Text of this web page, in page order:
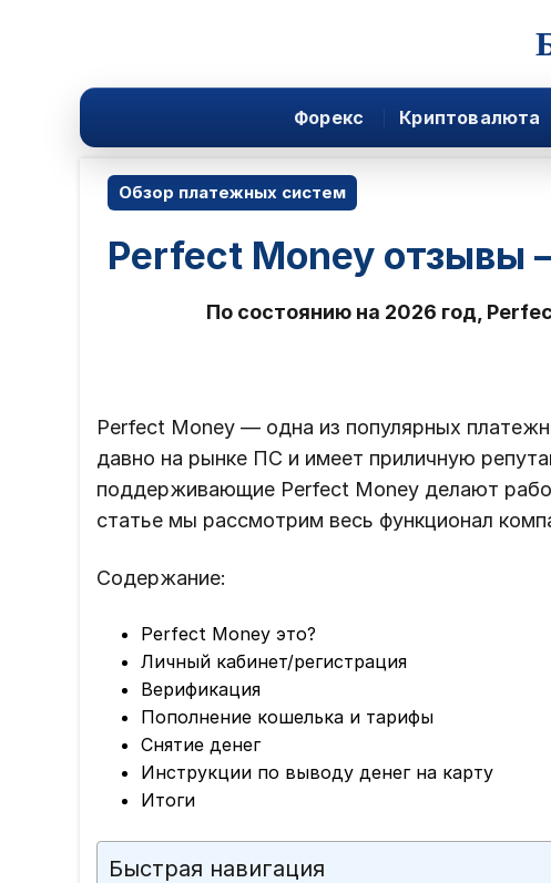
Форекс Криптовалюта
Обзор платежных систем
Perfect Money отзывы
По состоянию на 2026 год,
Perfect Money — одна из популярных
давно на рынке ПС и имеет приличную
поддерживающие Perfect Money делают
статье мы рассмотрим весь функционал
Содержание:
Perfect Money это?
Личный кабинет/регистрация
Верификация
Пополнение кошелька и тарифы
Снятие денег
Инструкции по выводу денег на карту
Итоги
Быстрая навигация